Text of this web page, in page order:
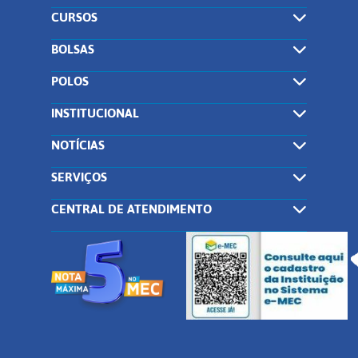
CURSOS
BOLSAS
POLOS
INSTITUCIONAL
NOTÍCIAS
SERVIÇOS
CENTRAL DE ATENDIMENTO